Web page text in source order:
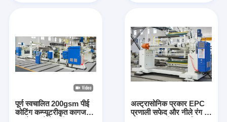
पूर्ण स्वचालित 200gsm पीई
कोटिंग कम्प्यूटरीकृत कागज
अल्ट्रासोनिक प्रकार EPC
प्रणाली सफेद और नीले रंग के